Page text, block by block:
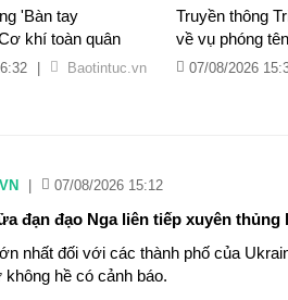
'Bàn tay
khí toàn quân
Baotintuc.vn
Truyền thông
về vụ phóng
07/08/2026
07/08/2026 15:12
đạn đạo Nga liên tiếp xuyên thủng
nhất đối với các thành phố của
không hề có cảnh báo.